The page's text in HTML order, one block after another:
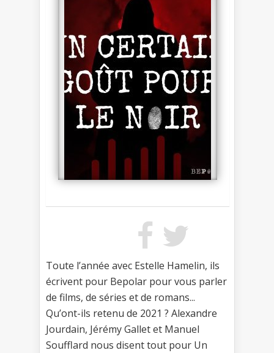
Toute l’année avec Estelle Hamelin, ils
écrivent pour Bepolar pour vous parler
de films, de séries et de romans...
Qu’ont-ils retenu de 2021 ? Alexandre
Jourdain, Jérémy Gallet et Manuel
Soufflard nous disent tout pour Un